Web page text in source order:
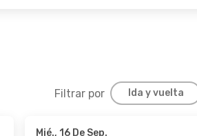
Filtrar por Ida y vuelta
Mié., 16 De Sep.